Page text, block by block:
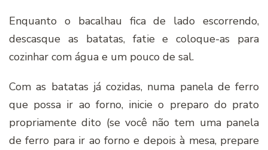
Enquanto o bacalhau fica de lado escorrendo,
descasque as batatas, fatie e coloque-as para
cozinhar com água e um pouco de sal.
Com as batatas já cozidas, numa panela de ferro
que possa ir ao forno, inicie o preparo do prato
propriamente dito (se você não tem uma panela
de ferro para ir ao forno e depois à mesa, prepare